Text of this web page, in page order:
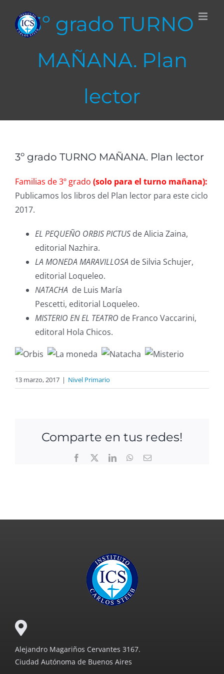
content3º grado TURNO
MAÑANA. Plan
lector
3º grado TURNO MAÑANA. Plan lector
Familias de 3º grado (solo para el turno mañana):
Publicamos los libros del Plan lector para este ciclo
2017.
EL PEQUEÑO ORBIS PICTUS de Alicia Zaina,
editorial Nazhira.
LA MONEDA MARAVILLOSA de Silvia Schujer,
editorial Loqueleo.
NATACHA de Luis María
Pescetti, editorial Loqueleo.
MISTERIO EN EL TEATRO de Franco Vaccarini,
editoral Hola Chicos.
13 marzo, 2017 | Nivel Primario
Comparte en tus redes!
Facebook LinkedInWhatsApp
Email
Alejandro Magariños Cervantes 3167.
Ciudad Autónoma de Buenos Aires